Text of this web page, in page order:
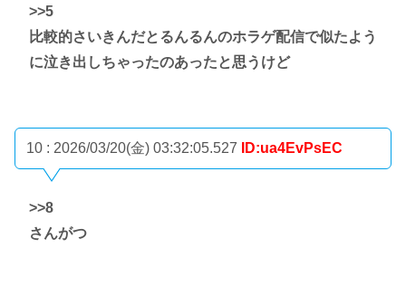
>>5
比較的さいきんだとるんるんのホラゲ配信で似たよう
に泣き出しちゃったのあったと思うけど
10 : 2026/03/20(金) 03:32:05.527 ID:ua4EvPsEC
>>8
さんがつ